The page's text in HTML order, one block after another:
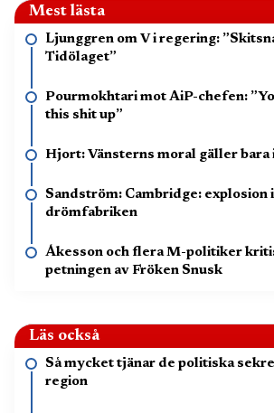
Mest lästa
Ljunggren om V i regering:
Tidölaget”
Pourmokhtari mot AiP-chefen:
this shit up”
Hjort: Vänsterns moral gäller bara
Sandström: Cambridge: explosion i
drömfabriken
Åkesson och flera M-politiker
petningen av Fröken Snusk
Läs också
Så mycket tjänar de politiska
region